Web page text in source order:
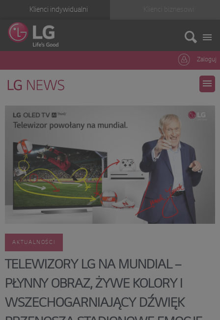
Klienci indywidualni
Zaloguj
AKTUALNOŚCI
TELEWIZORY LG NA MUNDIAL –
PŁYNNY OBRAZ, ŻYWE KOLORY I
WSZECHOGARNIAJĄCY DŹWIĘK